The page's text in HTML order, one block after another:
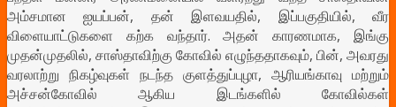
அம்சமான ஐயப்பன், தன் இளவயதில், இப்பகுதியில், வீர
விளையாட்டுகளை கற்க வந்தார். அதன் காரணமாக, இங்கு
முதன்முதலில், சாஸ்தாவிற்கு கோவில் எழுந்ததாகவும், பின், அவரது
வரலாற்று நிகழ்வுகள் நடந்த குளத்துப்புழா, ஆரியங்காவு மற்றும்
அச்சன்கோவில் ஆகிய இடங்களில் கோவில்கள்